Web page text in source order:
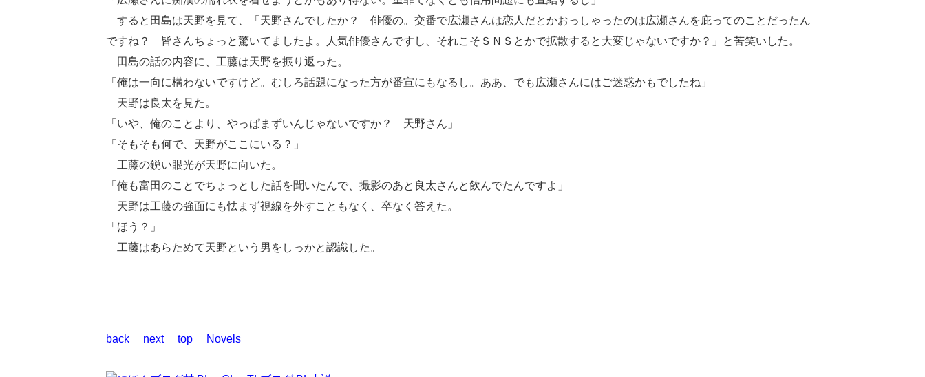
すると田島は天野を見て、「天野さんでしたか？ 俳優の。交番で広瀬さんは恋人だとかおっしゃったのは広瀬さんを庇ってのことだったん
ですね？ 皆さんちょっと驚いてましたよ。人気俳優さんですし、それこそＳＮＳとかで拡散すると大変じゃないですか？」と苦笑いした。
田島の話の内容に、工藤は天野を振り返った。
「俺は一向に構わないですけど。むしろ話題になった方が番宣にもなるし。ああ、でも広瀬さんにはご迷惑かもでしたね」
天野は良太を見た。
「いや、俺のことより、やっぱまずいんじゃないですか？ 天野さん」
「そもそも何で、天野がここにいる？」
工藤の鋭い眼光が天野に向いた。
「俺も富田のことでちょっとした話を聞いたんで、撮影のあと良太さんと飲んでたんですよ」
天野は工藤の強面にも怯まず視線を外すこともなく、卒なく答えた。
「ほう？」
工藤はあらためて天野という男をしっかと認識した。
back next top Novels